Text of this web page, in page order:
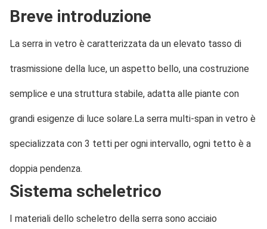
Breve introduzione
La serra in vetro è caratterizzata da un elevato tasso di
trasmissione della luce, un aspetto bello, una costruzione
semplice e una struttura stabile, adatta alle piante con
grandi esigenze di luce solare.La serra multi-span in vetro è
specializzata con 3 tetti per ogni intervallo, ogni tetto è a
doppia pendenza.
Sistema scheletrico
I materiali dello scheletro della serra sono acciaio